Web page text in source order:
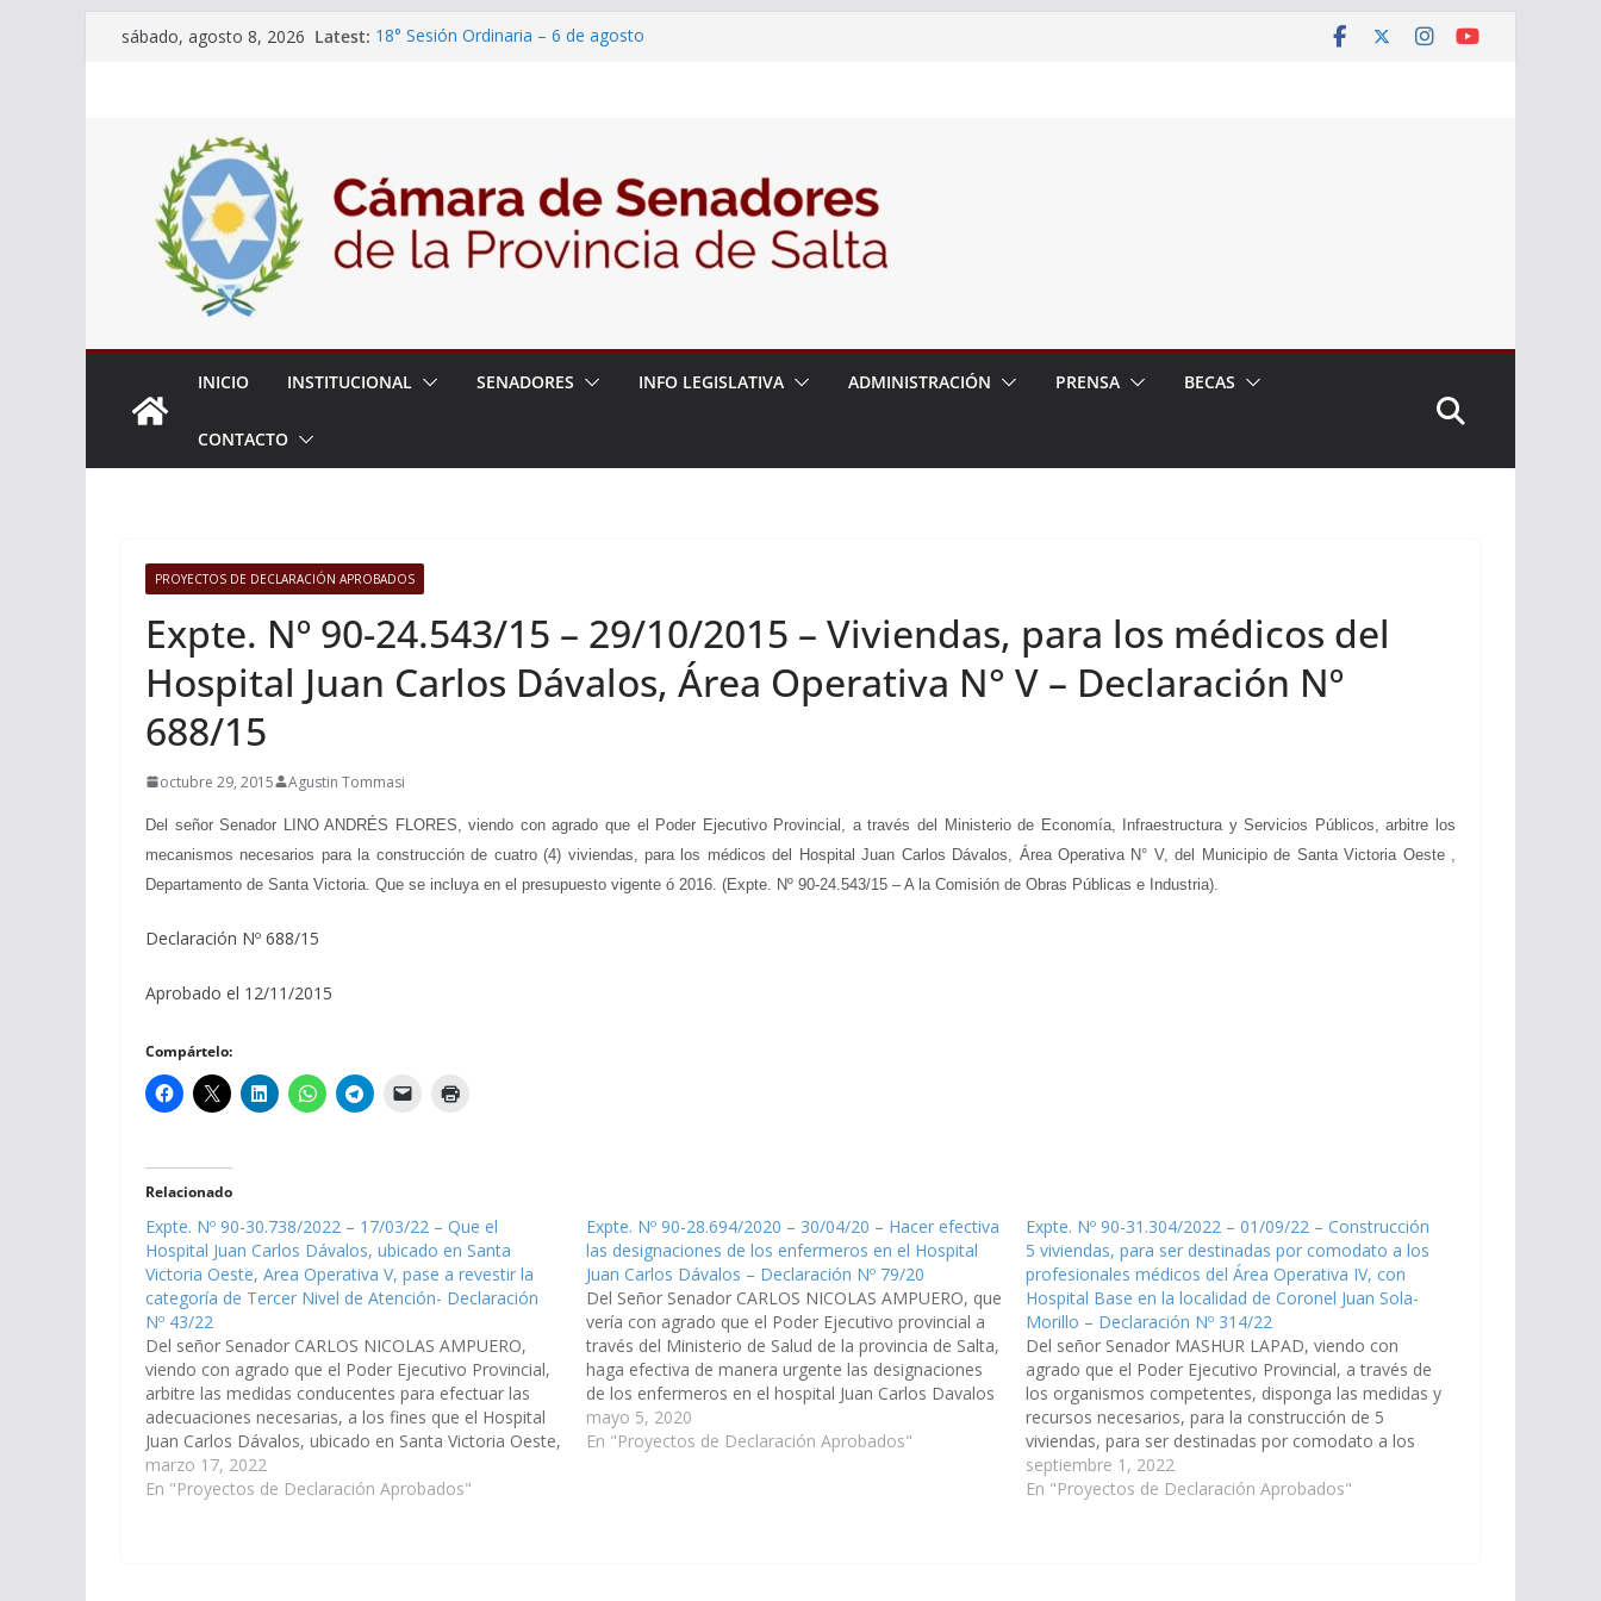
sábado, agosto 8, 2026 Latest: 18° Sesión Ordinaria – 6 de agosto
Expte. Nº 90-34.516/2026 – 06/08/26 – Créase el Ente Salteño
de Protección y Control Vegetal
INICIO INSTITUCIONAL SENADORES INFO LEGISLATIVA ADMINISTRACIÓN PRENSA BECAS
CONTACTO
PROYECTOS DE DECLARACIÓN APROBADOS
Expte. Nº 90-24.543/15 – 29/10/2015 – Viviendas, para los médicos del
Hospital Juan Carlos Dávalos, Área Operativa N° V – Declaración Nº
688/15
octubre 29, 2015 Agustin Tommasi
Del señor Senador LINO ANDRÉS FLORES, viendo con agrado que el Poder Ejecutivo Provincial, a través del Ministerio de Economía, Infraestructura y Servicios Públicos, arbitre los
mecanismos necesarios para la construcción de cuatro (4) viviendas, para los médicos del Hospital Juan Carlos Dávalos, Área Operativa N° V, del Municipio de Santa Victoria Oeste ,
Departamento de Santa Victoria. Que se incluya en el presupuesto vigente ó 2016. (Expte. Nº 90-24.543/15 – A la Comisión de Obras Públicas e Industria).
Declaración Nº 688/15
Aprobado el 12/11/2015
Compártelo:
Relacionado
Expte. Nº 90-30.738/2022 – 17/03/22 – Que el
Hospital Juan Carlos Dávalos, ubicado en Santa
Victoria Oeste, Area Operativa V, pase a revestir la
categoría de Tercer Nivel de Atención- Declaración
Nº 43/22
Del señor Senador CARLOS NICOLAS AMPUERO,
viendo con agrado que el Poder Ejecutivo Provincial,
arbitre las medidas conducentes para efectuar las
adecuaciones necesarias, a los fines que el Hospital
Juan Carlos Dávalos, ubicado en Santa Victoria Oeste,
Area Operativa V, pase a revestir la categoría de
Tercer Nivel de Atención, de…
marzo 17, 2022
En "Proyectos de Declaración Aprobados"
Expte. Nº 90-28.694/2020 – 30/04/20 – Hacer efectiva
las designaciones de los enfermeros en el Hospital
Juan Carlos Dávalos – Declaración Nº 79/20
Del Señor Senador CARLOS NICOLAS AMPUERO, que
vería con agrado que el Poder Ejecutivo provincial a
través del Ministerio de Salud de la provincia de Salta,
haga efectiva de manera urgente las designaciones
de los enfermeros en el hospital Juan Carlos Davalos
de Santa Victoria Oeste y que oportunamente
fueran…
mayo 5, 2020
En "Proyectos de Declaración Aprobados"
Expte. Nº 90-31.304/2022 – 01/09/22 – Construcción
5 viviendas, para ser destinadas por comodato a los
profesionales médicos del Área Operativa IV, con
Hospital Base en la localidad de Coronel Juan Sola-
Morillo – Declaración Nº 314/22
Del señor Senador MASHUR LAPAD, viendo con
agrado que el Poder Ejecutivo Provincial, a través de
los organismos competentes, disponga las medidas y
recursos necesarios, para la construcción de 5
viviendas, para ser destinadas por comodato a los
profesionales médicos del Área Operativa IV del
Hospital Base de la localidad de…
septiembre 1, 2022
En "Proyectos de Declaración Aprobados"